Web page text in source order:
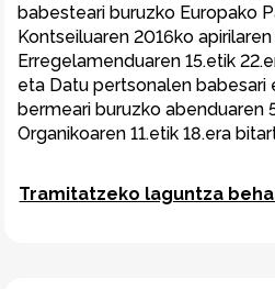
babesteari buruzko Europako
Kontseiluaren 2016ko
Erregelamenduaren 15.etik
eta Datu pertsonalen babesari
bermeari buruzko abenduaren
Organikoaren 11.etik 18.era
Tramitatzeko laguntza